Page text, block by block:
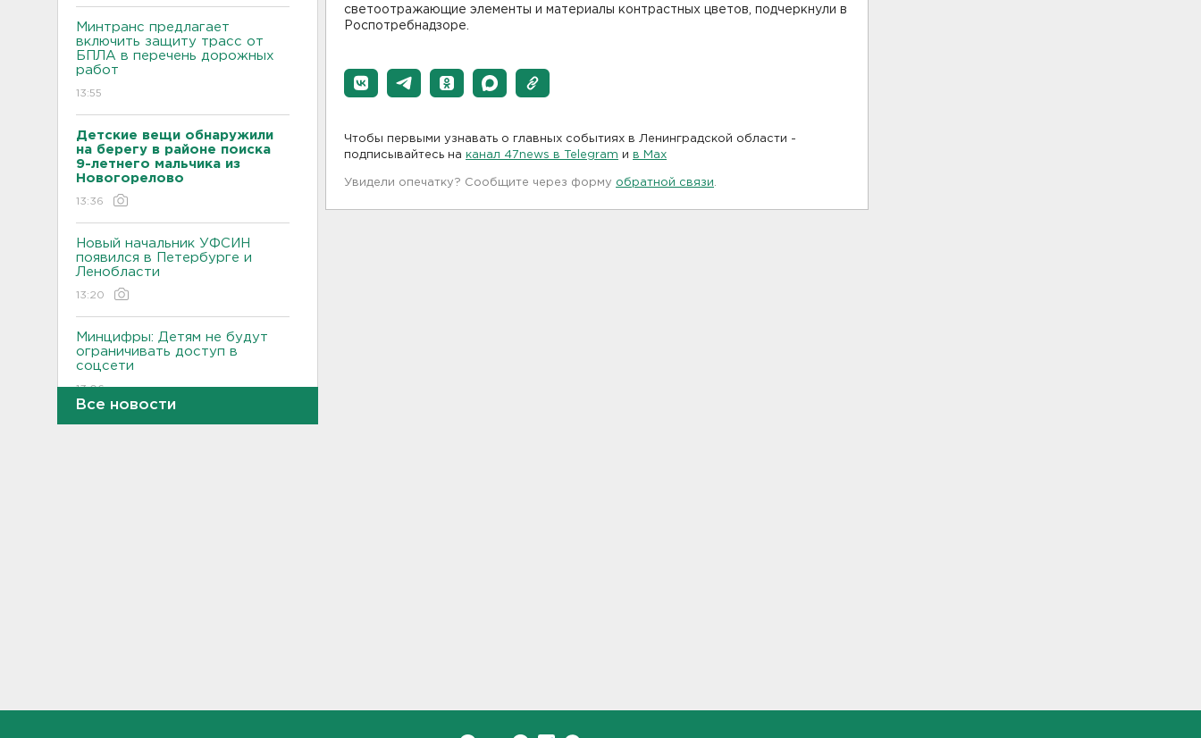
Минтранс предлагает
включить защиту трасс от
БПЛА в перечень дорожных
работ
13:55
Детские вещи обнаружили
на берегу в районе поиска
9-летнего мальчика из
Новогорелово
13:36
Новый начальник УФСИН
появился в Петербурге и
Ленобласти
13:20
Минцифры: Детям не будут
ограничивать доступ в
соцсети
13:06
Все новости
светоотражающие элементы и материалы контрастных цветов, подчеркнули в
Роспотребнадзоре.
Чтобы первыми узнавать о главных событиях в Ленинградской области -
подписывайтесь на канал 47news в Telegram и в Maх
Увидели опечатку? Сообщите через форму обратной связи